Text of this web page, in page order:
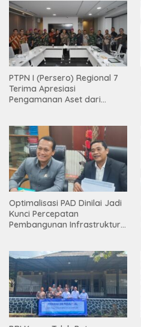
PTPN I (Persero) Regional 7
Terima Apresiasi
Pengamanan Aset dari
Optimalisasi PAD Dinilai Jadi
Kunci Percepatan
Pembangunan Infrastruktur